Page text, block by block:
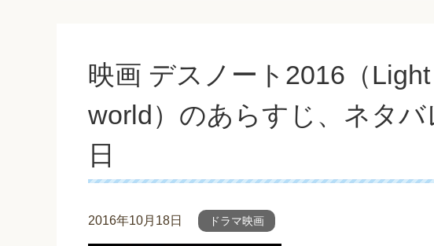
映画 デスノート2016（
world）のあらすじ、ネタバ
日
2016年10月18日 ドラマ映画